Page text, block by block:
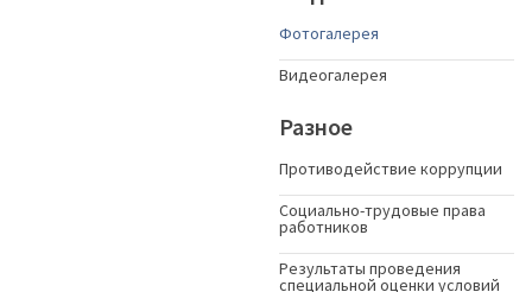
Фотогалерея
Видеогалерея
Разное
Противодействие коррупции
Социально-трудовые права
работников
Результаты проведения
специальной оценки условий